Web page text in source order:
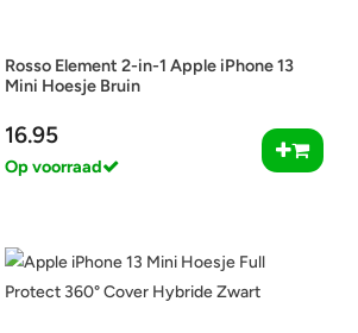
Rosso Element 2-in-1 Apple iPhone 13
Mini Hoesje Bruin
16.95
Op voorraad